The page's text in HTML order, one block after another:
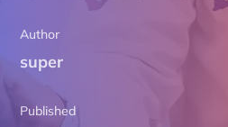
Author
super
Published